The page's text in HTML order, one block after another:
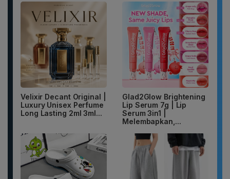
Velixir Decant Original |
Luxury Unisex Perfume
Long Lasting 2ml 3ml...
Glad2Glow Brightening
Lip Serum 7g | Lip
Serum 3in1 |
Melembapkan,...